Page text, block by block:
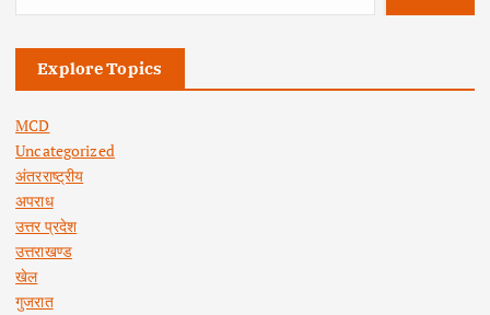
Explore Topics
MCD
Uncategorized
अंतरराष्ट्रीय
अपराध
उत्तर प्रदेश
उत्तराखण्ड
खेल
गुजरात